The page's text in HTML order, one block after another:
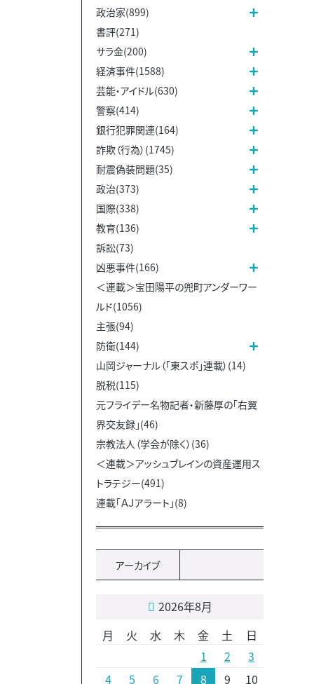
政治家(899)
書評(271)
サラ金(200)
経済事件(1588)
芸能・アイドル(630)
警察(414)
銀行犯罪関連(164)
詐欺（行為）(1745)
耐震偽装問題(35)
政治(373)
国際(338)
教育(136)
訴訟(73)
凶悪事件(166)
＜連載＞宝田陽平の兜町アンダーワー
ルド(1056)
主張(94)
防衛(144)
山岡ジャーナル（「東スポ」連載）(14)
脱税(115)
元フライデー名物記者・新藤厚の「右翼
界交友録」(46)
宗教法人（学会が除く）(36)
＜連載＞アッシュブレインの資産運用ス
トラテジー(491)
連載「ＡＪアラート」(8)
アーカイブ
2026年8月
月
火 水 木 金 土
日
1
2
3
4
5 6 7 8 9 10